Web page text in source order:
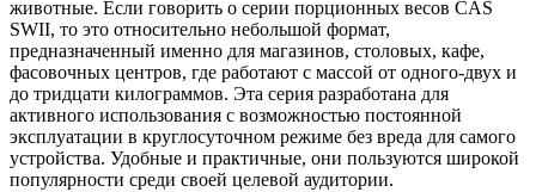
животные. Если говорить о серии порционных весов CAS
SWII, то это относительно небольшой формат,
предназначенный именно для магазинов, столовых, кафе,
фасовочных центров, где работают с массой от одного-двух и
до тридцати килограммов. Эта серия разработана для
активного использования с возможностью постоянной
эксплуатации в круглосуточном режиме без вреда для самого
устройства. Удобные и практичные, они пользуются широкой
популярности среди своей целевой аудитории.